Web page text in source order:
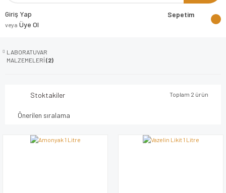
Giriş Yap
veya Üye Ol
Sepetim
LABORATUVAR
MALZEMELERİ (2)
Stoktakiler Toplam 2 ürün